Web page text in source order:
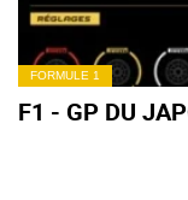
FORMULE 1
F1 - GP DU